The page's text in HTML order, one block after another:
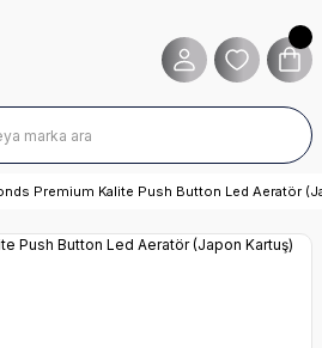
Premium Kalite Push Button Led Aeratör